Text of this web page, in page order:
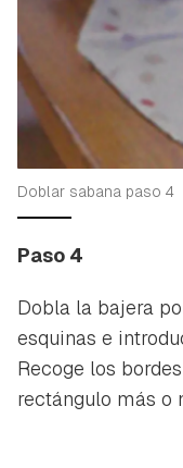
Guardar
Para poder
iniciar sesión
Doblar sabana paso 4
Paso 4
Dobla la bajera
esquinas e
Recoge los
rectángulo más o
Gracias
ACEPTAR